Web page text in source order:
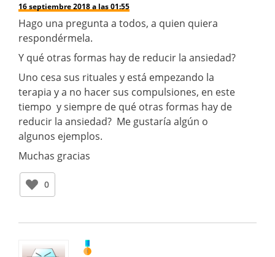
16 septiembre 2018 a las 01:55
Hago una pregunta a todos, a quien quiera
respondérmela.
Y qué otras formas hay de reducir la ansiedad?
Uno cesa sus rituales y está empezando la
terapia y a no hacer sus compulsiones, en este
tiempo y siempre de qué otras formas hay de
reducir la ansiedad? Me gustaría algún o
algunos ejemplos.
Muchas gracias
0